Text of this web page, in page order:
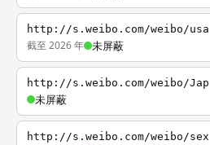
http://s.weibo.com/weibo/usa
截至 2026 年 未屏蔽
http://s.weibo.com/weibo/Jap
未屏蔽
http://s.weibo.com/weibo/sex